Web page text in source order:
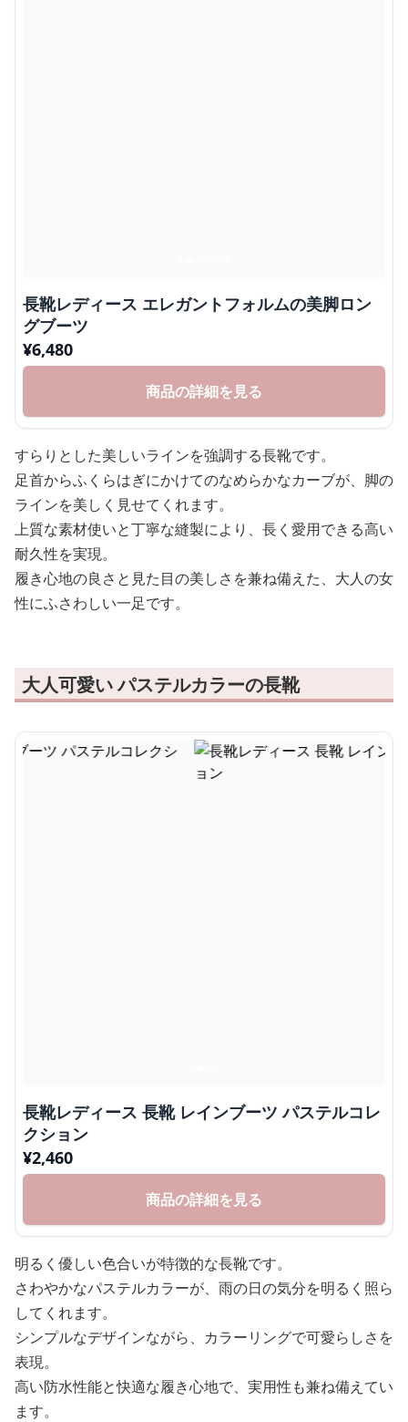
長靴レディース エレガントフォルムの美脚ロン
グブーツ
¥6,480
商品の詳細を見る
すらりとした美しいラインを強調する長靴です。
足首からふくらはぎにかけてのなめらかなカーブが、脚の
ラインを美しく見せてくれます。
上質な素材使いと丁寧な縫製により、長く愛用できる高い
耐久性を実現。
履き心地の良さと見た目の美しさを兼ね備えた、大人の女
性にふさわしい一足です。
大人可愛い パステルカラーの長靴
長靴レディース 長靴 レインブーツ パステルコレ
クション
¥2,460
商品の詳細を見る
明るく優しい色合いが特徴的な長靴です。
さわやかなパステルカラーが、雨の日の気分を明るく照ら
してくれます。
シンプルなデザインながら、カラーリングで可愛らしさを
表現。
高い防水性能と快適な履き心地で、実用性も兼ね備えてい
ます。